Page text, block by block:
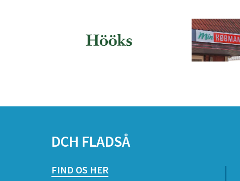
DCH FLADSÅ
FIND OS HER